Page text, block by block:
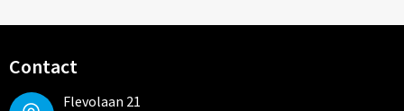
Contact
Flevolaan 21